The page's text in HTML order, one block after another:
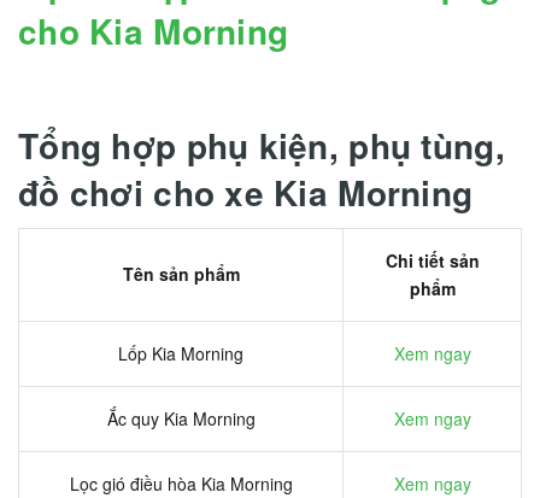
cho Kia Morning
Tổng hợp phụ kiện, phụ tùng,
đồ chơi cho xe Kia Morning
Tên sản phẩm
Chi tiết sản
phẩm
Lốp Kia Morning Xem ngay
Ắc quy Kia Morning Xem ngay
Lọc gió điều hòa Kia Morning Xem ngay